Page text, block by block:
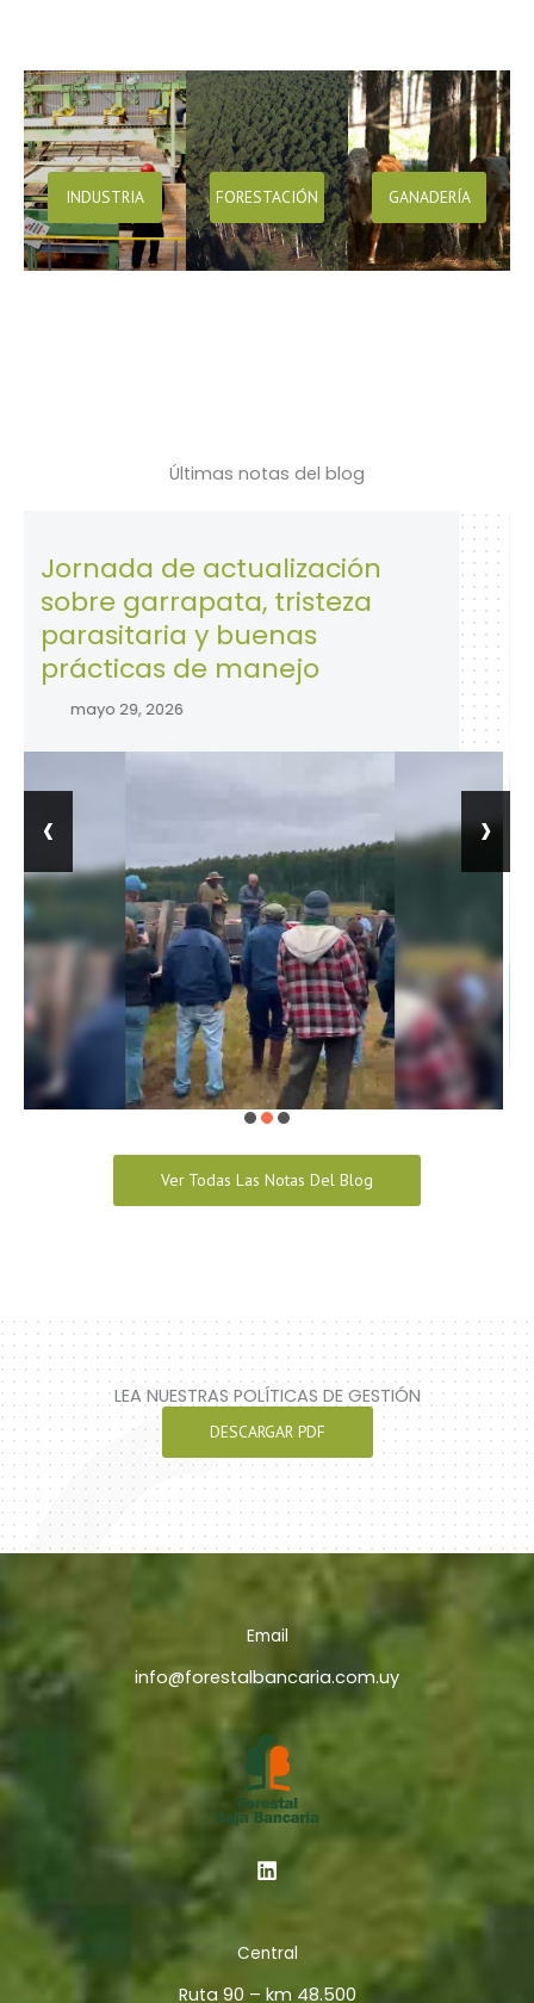
INDUSTRIA FORESTACIÓN GANADERÍA
Últimas notas del blog
de actualización
garrapata, tristeza
y buenas
de manejo
29, 2026
28
la
abril
‹ ›
Ver Todas Las Notas Del Blog
LEA NUESTRAS POLÍTICAS DE GESTIÓN
DESCARGAR PDF
Email
info@forestalbancaria.com.uy
Central
Ruta 90 – km 48.500